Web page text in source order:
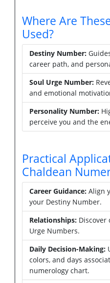
Where Are
Used?
Destiny Number:
career path, and
Soul Urge Number:
and emotional
Personality Number:
perceive you and the
Practical
Chaldean
Career Guidance: Align
your Destiny Number.
Relationships: Discover
Urge Numbers.
Daily Decision-Making:
colors, and days
numerology chart.